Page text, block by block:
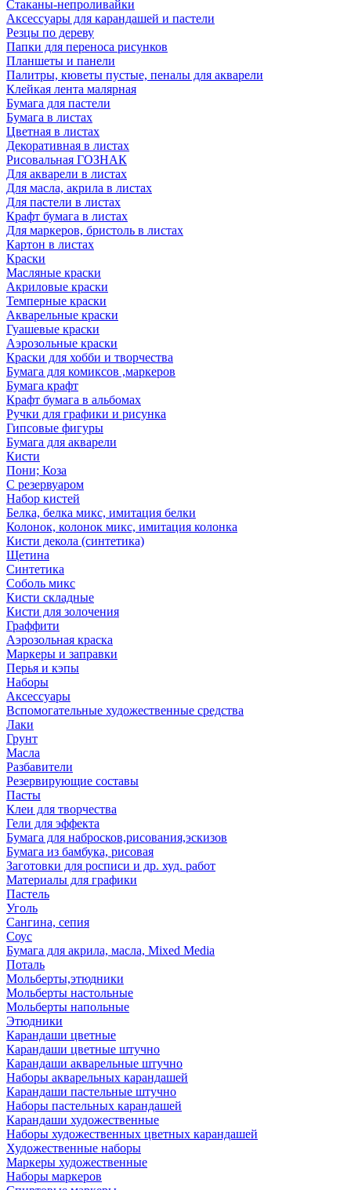
Стаканы-непроливайки
Аксессуары для карандашей и пастели
Резцы по дереву
Папки для переноса рисунков
Планшеты и панели
Палитры, кюветы пустые, пеналы для акварели
Клейкая лента малярная
Бумага для пастели
Бумага в листах
Цветная в листах
Декоративная в листах
Рисовальная ГОЗНАК
Для акварели в листах
Для масла, акрила в листах
Для пастели в листах
Крафт бумага в листах
Для маркеров, бристоль в листах
Картон в листах
Краски
Масляные краски
Акриловые краски
Темперные краски
Акварельные краски
Гуашевые краски
Аэрозольные краски
Краски для хобби и творчества
Бумага для комиксов ,маркеров
Бумага крафт
Крафт бумага в альбомах
Ручки для графики и рисунка
Гипсовые фигуры
Бумага для акварели
Кисти
Пони; Коза
С резервуаром
Набор кистей
Белка, белка микс, имитация белки
Колонок, колонок микс, имитация колонка
Кисти декола (синтетика)
Щетина
Синтетика
Соболь микс
Кисти складные
Кисти для золочения
Граффити
Аэрозольная краска
Маркеры и заправки
Перья и кэпы
Наборы
Аксессуары
Вспомогательные художественные средства
Лаки
Грунт
Масла
Разбавители
Резервирующие составы
Пасты
Клеи для творчества
Гели для эффекта
Бумага для набросков,рисования,эскизов
Бумага из бамбука, рисовая
Заготовки для росписи и др. худ. работ
Материалы для графики
Пастель
Уголь
Сангина, сепия
Соус
Бумага для акрила, масла, Mixed Media
Поталь
Мольберты,этюдники
Мольберты настольные
Мольберты напольные
Этюдники
Карандаши цветные
Карандаши цветные штучно
Карандаши акварельные штучно
Наборы акварельных карандашей
Карандаши пастельные штучно
Наборы пастельных карандашей
Карандаши художественные
Наборы художественных цветных карандашей
Художественные наборы
Маркеры художественные
Наборы маркеров